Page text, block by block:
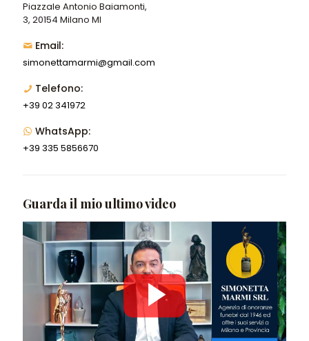
Piazzale Antonio Baiamonti,
3, 20154 Milano MI
Email:
simonettamarmi@gmail.com
Telefono:
+39 02 341972
WhatsApp:
+39 335 5856670
Guarda il mio ultimo video